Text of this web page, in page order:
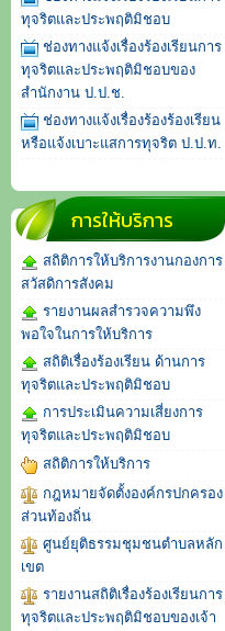
ทุจริตและประพฤติมิชอบ
ช่องทางแจ้งเรื่องร้องเรียนการ
ทุจริตและประพฤติมิชอบของ
สำนักงาน ป.ป.ช.
ช่องทางแจ้งเรื่องร้องร้องเรียน
หรือแจ้งเบาะแสการทุจริต ป.ป.ท.
การให้บริการ
สถิติการให้บริการงานกองการ
สวัสดิการสังคม
รายงานผลสำรวจความพึง
พอใจในการให้บริการ
สถิติเรื่องร้องเรียน ด้านการ
ทุจริตและประพฤติมิชอบ
การประเมินความเสี่ยงการ
ทุจริตและประพฤติมิชอบ
สถิติการให้บริการ
กฎหมายจัดตั้งองค์กรปกครอง
ส่วนท้องถิ่น
ศูนย์ยุติธรรมชุมชนตำบลหลัก
เขต
รายงานสถิติเรื่องร้องเรียนการ
ทุจริตและประพฤติมิชอบของเจ้า